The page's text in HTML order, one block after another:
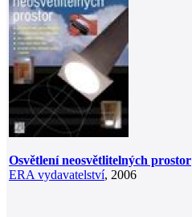
Osvětlení neosvětlitelných prostor
ERA vydavatelství, 2006